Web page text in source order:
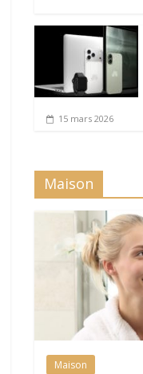
15 mars 2026
Maison
Maison